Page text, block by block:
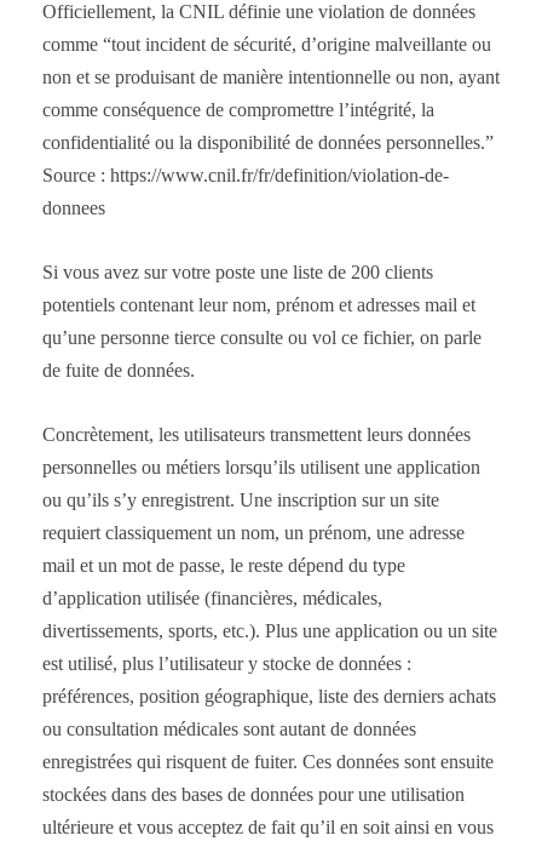
Officiellement, la CNIL définie une violation de données
comme “tout incident de sécurité, d’origine malveillante ou
non et se produisant de manière intentionnelle ou non, ayant
comme conséquence de compromettre l’intégrité, la
confidentialité ou la disponibilité de données personnelles.”
Source : https://www.cnil.fr/fr/definition/violation-de-
donnees
Si vous avez sur votre poste une liste de 200 clients
potentiels contenant leur nom, prénom et adresses mail et
qu’une personne tierce consulte ou vol ce fichier, on parle
de fuite de données.
Concrètement, les utilisateurs transmettent leurs données
personnelles ou métiers lorsqu’ils utilisent une application
ou qu’ils s’y enregistrent. Une inscription sur un site
requiert classiquement un nom, un prénom, une adresse
mail et un mot de passe, le reste dépend du type
d’application utilisée (financières, médicales,
divertissements, sports, etc.). Plus une application ou un site
est utilisé, plus l’utilisateur y stocke de données :
préférences, position géographique, liste des derniers achats
ou consultation médicales sont autant de données
enregistrées qui risquent de fuiter. Ces données sont ensuite
stockées dans des bases de données pour une utilisation
ultérieure et vous acceptez de fait qu’il en soit ainsi en vous